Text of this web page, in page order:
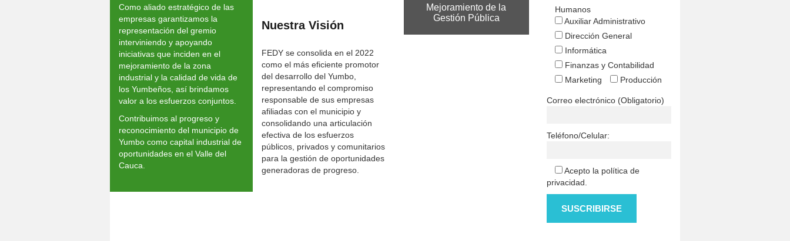
Como aliado estratégico de las
empresas garantizamos la
representación del gremio
interviniendo y apoyando
iniciativas que inciden en el
mejoramiento de la zona
industrial y la calidad de vida de
los Yumbeños, así brindamos
valor a los esfuerzos conjuntos.
Contribuimos al progreso y
reconocimiento del municipio de
Yumbo como capital industrial de
oportunidades en el Valle del
Cauca.
Nuestra Visión
FEDY se consolida en el 2022
como el más eficiente promotor
del desarrollo del Yumbo,
representando el compromiso
responsable de sus empresas
afiliadas con el municipio y
consolidando una articulación
efectiva de los esfuerzos
públicos, privados y comunitarios
para la gestión de oportunidades
generadoras de progreso.
Mejoramiento de la
Gestión Pública
Humanos
Auxiliar Administrativo
Dirección General
Informática
Finanzas y Contabilidad
Marketing
Producción
Correo electrónico (Obligatorio)
Teléfono/Celular:
Acepto la política de
privacidad.